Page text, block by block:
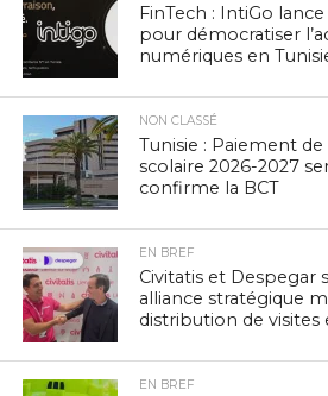
FinTech : IntiGo
pour démocratiser
numériques en
NON CLASSÉ
Tunisie : Paiement de
scolaire 2026-2027
confirme la BCT
EN BREF
Civitatis et Despegar
alliance stratégique
distribution de visites
EN BREF